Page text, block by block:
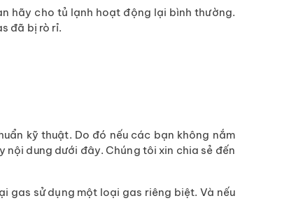
hãy cho tủ lạnh hoạt động lại bình thường.
đã bị rò rỉ.
kỹ thuật. Do đó nếu các bạn không nắm
dung dưới đây. Chúng tôi xin chia sẻ đến
gas sử dụng một loại gas riêng biệt. Và nếu